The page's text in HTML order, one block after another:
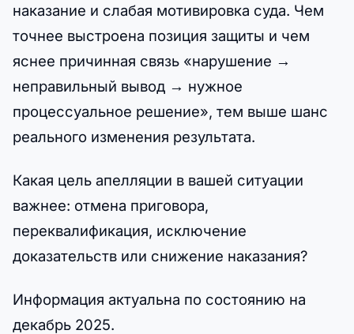
наказание и слабая мотивировка суда. Чем
точнее выстроена позиция защиты и чем
яснее причинная связь «нарушение →
неправильный вывод → нужное
процессуальное решение», тем выше шанс
реального изменения результата.
Какая цель апелляции в вашей ситуации
важнее: отмена приговора,
переквалификация, исключение
доказательств или снижение наказания?
Информация актуальна по состоянию на
декабрь 2025.